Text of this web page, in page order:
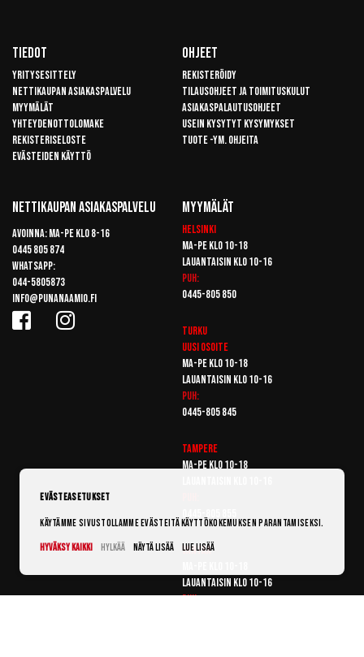
Tiedot
Yritysesittely
Nettikaupan asiakaspalvelu
Myymälät
Yhteydenottolomake
Rekisteriseloste
Evästeiden käyttö
Ohjeet
Rekisteröidy
Tilausohjeet ja toimituskulut
Asiakaspalautusohjeet
Usein kysytyt kysymykset
Tuote -ym. ohjeita
Nettikaupan Asiakaspalvelu
Avoinna: Ma-pe klo 8-16
0445 805 874
Whatsapp:
044-5805873
info@punanaamio.fi
Myymälät
Helsinki
Ma-pe klo 10-18
Lauantaisin klo 10-16
Puh:
0445-805 850
Turku
Uusi osoite
Ma-pe klo 10-18
Lauantaisin klo 10-16
Puh:
0445-805 845
Tampere
Ma-pe klo 10-18
Vantaa
Lauantaisin klo 10-16
Puh:
Evästeasetukset
Käytämme sivustollamme evästeitä käyttökokemuksen parantamiseksi.
Hyväksy kaikki
Hylkää Näytä lisää Lue lisää